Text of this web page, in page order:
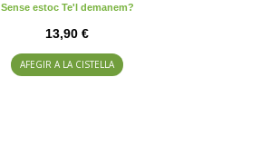
Sense estoc Te'l demanem?
13,90 €
AFEGIR A LA CISTELLA